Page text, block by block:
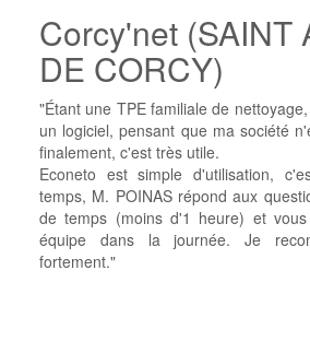
Corcy'net (SAINT
DE CORCY)
"Étant une TPE familiale de
un logiciel, pensant que ma société
finalement, c'est très utile.
Econeto est simple d'utilisation,
temps, M. POINAS répond aux
de temps (moins d'1 heure) et
équipe dans la journée. Je
fortement."